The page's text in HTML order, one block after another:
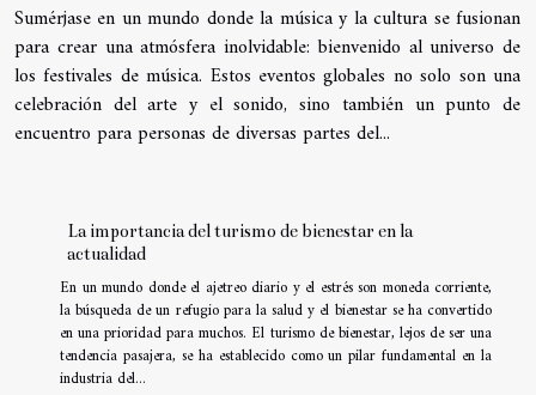
Sumérjase en un mundo donde la música y la cultura se fusionan
para crear una atmósfera inolvidable: bienvenido al universo de
los festivales de música. Estos eventos globales no solo son una
celebración del arte y el sonido, sino también un punto de
encuentro para personas de diversas partes del...
La importancia del turismo de bienestar en la
actualidad
En un mundo donde el ajetreo diario y el estrés son moneda corriente,
la búsqueda de un refugio para la salud y el bienestar se ha convertido
en una prioridad para muchos. El turismo de bienestar, lejos de ser una
tendencia pasajera, se ha establecido como un pilar fundamental en la
industria del...